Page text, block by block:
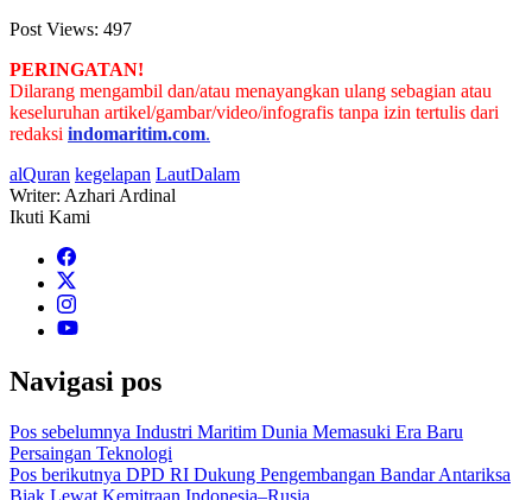
Post Views: 497
PERINGATAN!
Dilarang mengambil dan/atau menayangkan ulang sebagian atau
keseluruhan artikel/gambar/video/infografis tanpa izin tertulis dari
redaksi indomaritim.com.
alQuran kegelapan LautDalam
Writer: Azhari Ardinal
Ikuti Kami
Navigasi pos
Pos sebelumnya Industri Maritim Dunia Memasuki Era Baru
Persaingan Teknologi
Pos berikutnya DPD RI Dukung Pengembangan Bandar Antariksa
Biak Lewat Kemitraan Indonesia–Rusia